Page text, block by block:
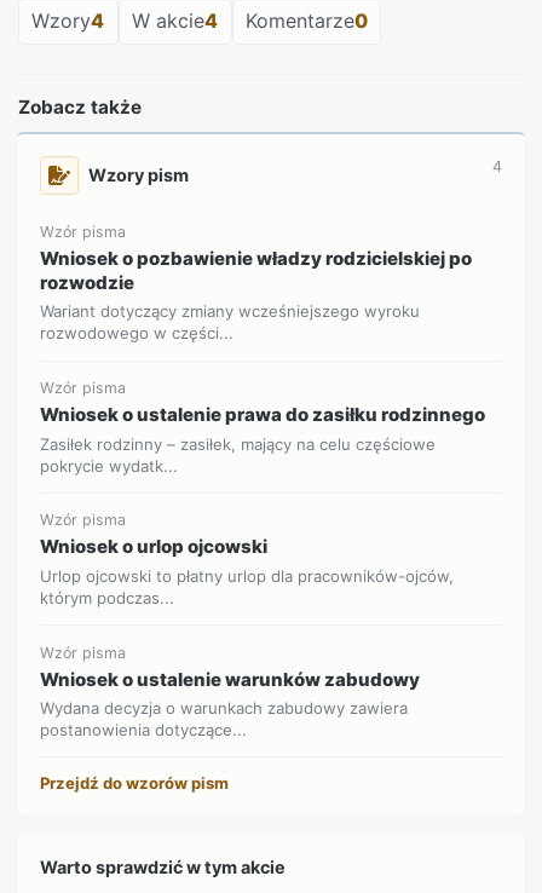
Wzory4 W akcie4 Komentarze0
Zobacz także
Wzory pism 4
Wzór pisma
Wniosek o pozbawienie władzy rodzicielskiej po
rozwodzie
Wariant dotyczący zmiany wcześniejszego wyroku
rozwodowego w części...
Wzór pisma
Wniosek o ustalenie prawa do zasiłku rodzinnego
Zasiłek rodzinny – zasiłek, mający na celu częściowe
pokrycie wydatk...
Wzór pisma
Wniosek o urlop ojcowski
Urlop ojcowski to płatny urlop dla pracowników-ojców,
którym podczas...
Wzór pisma
Wniosek o ustalenie warunków zabudowy
Wydana decyzja o warunkach zabudowy zawiera
postanowienia dotyczące...
Przejdź do wzorów pism
Warto sprawdzić w tym akcie